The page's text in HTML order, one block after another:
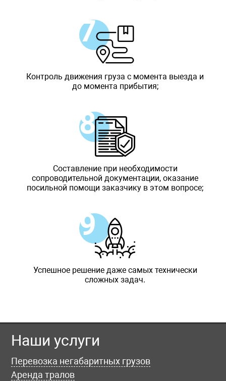
Контроль движения груза с момента выезда и
до момента прибытия;
Составление при необходимости
сопроводительной документации, оказание
посильной помощи заказчику в этом вопросе;
Успешное решение даже самых технически
сложных задач.
Наши услуги
Перевозка негабаритных грузов
Аренда тралов